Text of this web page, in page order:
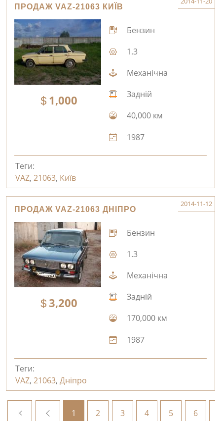
ПРОДАЖ VAZ-21063 КИЇВ
1,000
Бензин
1.3
Механічна
Задній
40,000 км
1987
Теги:
VAZ, 21063, Київ
ПРОДАЖ VAZ-21063 ДНІПРО
2014-11-12
3,200
Бензин
1.3
Механічна
Задній
170,000 км
1987
Теги:
VAZ, 21063, Дніпро
1 2 3 4 5 6